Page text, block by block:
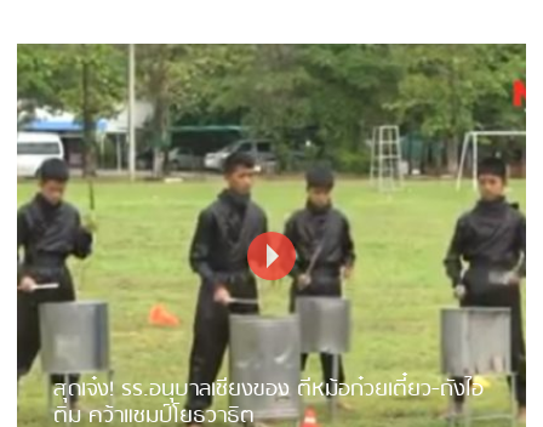
สุดเจ๋ง! รร.อนุบาลเชียงของ ตีหม้อก๋วยเตี๋ยว-ถังไอ
ติม คว้าแชมป์โยธวาธิต